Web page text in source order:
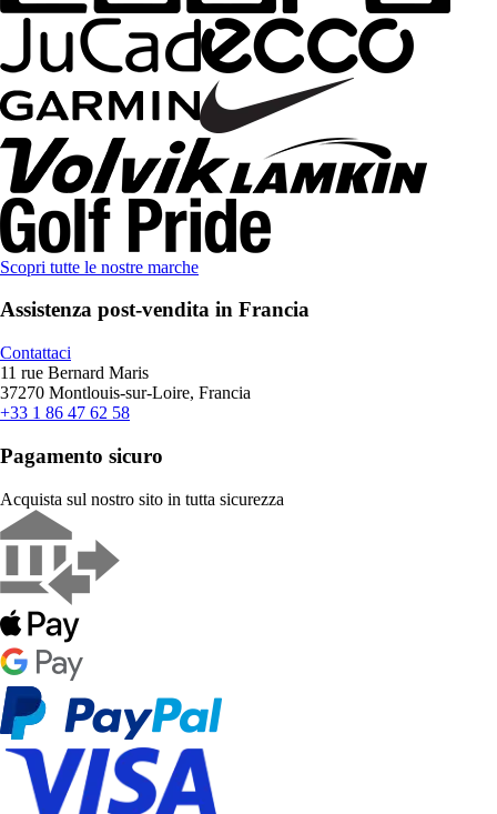
Scopri tutte le nostre marche
Assistenza post-vendita in Francia
Contattaci
11 rue Bernard Maris
37270 Montlouis-sur-Loire, Francia
+33 1 86 47 62 58
Pagamento sicuro
Acquista sul nostro sito in tutta sicurezza